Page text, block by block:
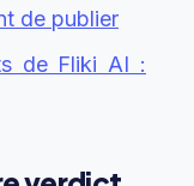
de publier
de Fliki AI :